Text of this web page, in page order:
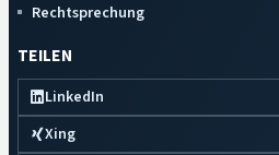
Rechtsprechung
TEILEN
LinkedIn
Xing